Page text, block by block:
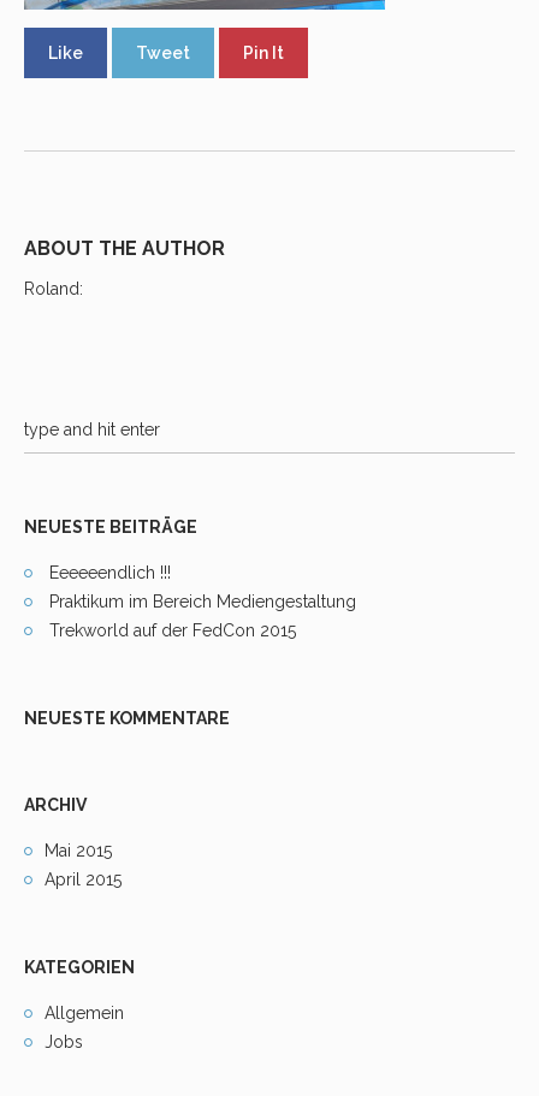
Like Tweet Pin It
ABOUT THE AUTHOR
Roland:
NEUESTE BEITRÄGE
Eeeeeendlich !!!
Praktikum im Bereich Mediengestaltung
Trekworld auf der FedCon 2015
NEUESTE KOMMENTARE
ARCHIV
Mai 2015
April 2015
KATEGORIEN
Allgemein
Jobs